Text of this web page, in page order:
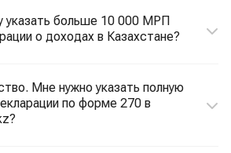
указать больше 10 000 МРП
о доходах в Казахстане?
Мне нужно указать полную
по форме 270 в